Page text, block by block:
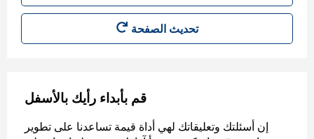
تحديث الصفحة
قم بأبداء رأيك بالأسفل
إن أسئلتك وتعليقاتك لهي أداة قيمة تساعدنا على تطوير